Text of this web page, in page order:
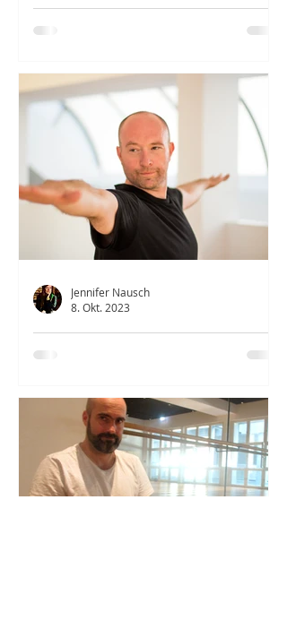
"Eins werden" heißt erkennen, dass
nichts getrennt ist
Sunil Kumar aus Indien erklärt
häufige Missverständnisse bzgl. Yoga
& spricht u.a. über Bieryoga, die
Relevanz absichtslos zu sein&
Über den Körper zu Deinem SELBST
finden
Der in Hamburg etablierte Yoga-
Lehrer Jens Barth (48 Jahre) spricht
im Interview mit Vertical Truths über
das Missverständnis, bei Yoga...
Jennifer Nausch
8. Okt. 2023